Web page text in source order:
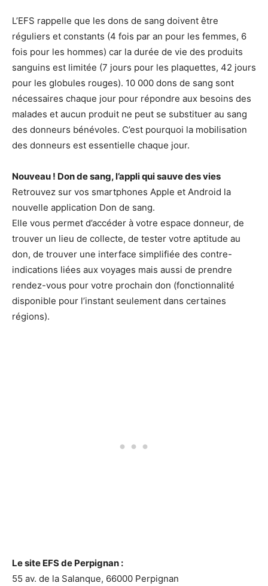
L’EFS rappelle que les dons de sang doivent être
réguliers et constants (4 fois par an pour les femmes, 6
fois pour les hommes) car la durée de vie des produits
sanguins est limitée (7 jours pour les plaquettes, 42 jours
pour les globules rouges). 10 000 dons de sang sont
nécessaires chaque jour pour répondre aux besoins des
malades et aucun produit ne peut se substituer au sang
des donneurs bénévoles. C’est pourquoi la mobilisation
des donneurs est essentielle chaque jour.
Nouveau ! Don de sang, l’appli qui sauve des vies
Retrouvez sur vos smartphones Apple et Android la
nouvelle application Don de sang.
Elle vous permet d’accéder à votre espace donneur, de
trouver un lieu de collecte, de tester votre aptitude au
don, de trouver une interface simplifiée des contre-
indications liées aux voyages mais aussi de prendre
rendez-vous pour votre prochain don (fonctionnalité
disponible pour l’instant seulement dans certaines
régions).
Le site EFS de Perpignan :
55 av. de la Salanque, 66000 Perpignan